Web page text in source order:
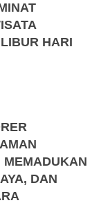
HARI
MEMADUKAN
DAN